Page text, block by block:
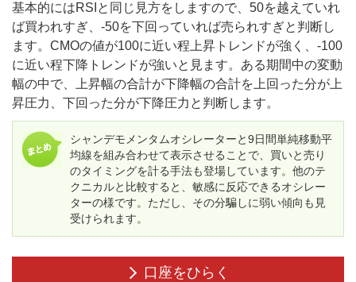
基本的にはRSIと同じ見方をしますので、50を越えていれ
ば買われすぎ、-50を下回っていれば売られすぎと判断し
ます。CMOの値が100に近い程上昇トレンドが強く、-100
に近い程下降トレンドが強いと見ます。ある期間中の変動
幅の中で、上昇幅の合計が下降幅の合計を上回った分が上
昇圧力、下回った分が下降圧力と判断します。
シャンデモメンタムオシレーターと9日間単純移動平
均線を組み合わせて表示させることで、買いと売り
のタイミングを計る手法も登場しています。他のテ
クニカルと比較すると、敏感に反応できるオシレー
ターの様です。ただし、その分騙しに弱い傾向も見
受けられます。
口座をひらく